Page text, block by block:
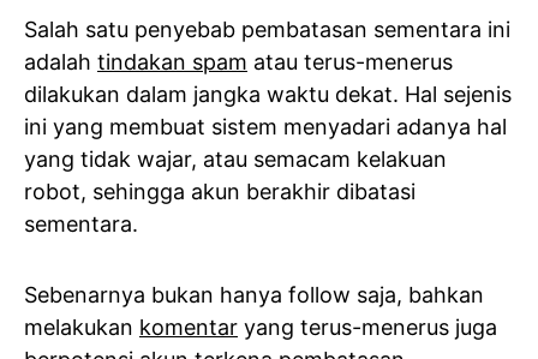
Salah satu penyebab pembatasan sementara ini
adalah tindakan spam atau terus-menerus
dilakukan dalam jangka waktu dekat. Hal sejenis
ini yang membuat sistem menyadari adanya hal
yang tidak wajar, atau semacam kelakuan
robot, sehingga akun berakhir dibatasi
sementara.
Sebenarnya bukan hanya follow saja, bahkan
melakukan komentar yang terus-menerus juga